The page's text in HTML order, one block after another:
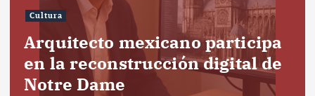
Cultura
Arquitecto mexicano participa
en la reconstrucción digital de
Notre Dame